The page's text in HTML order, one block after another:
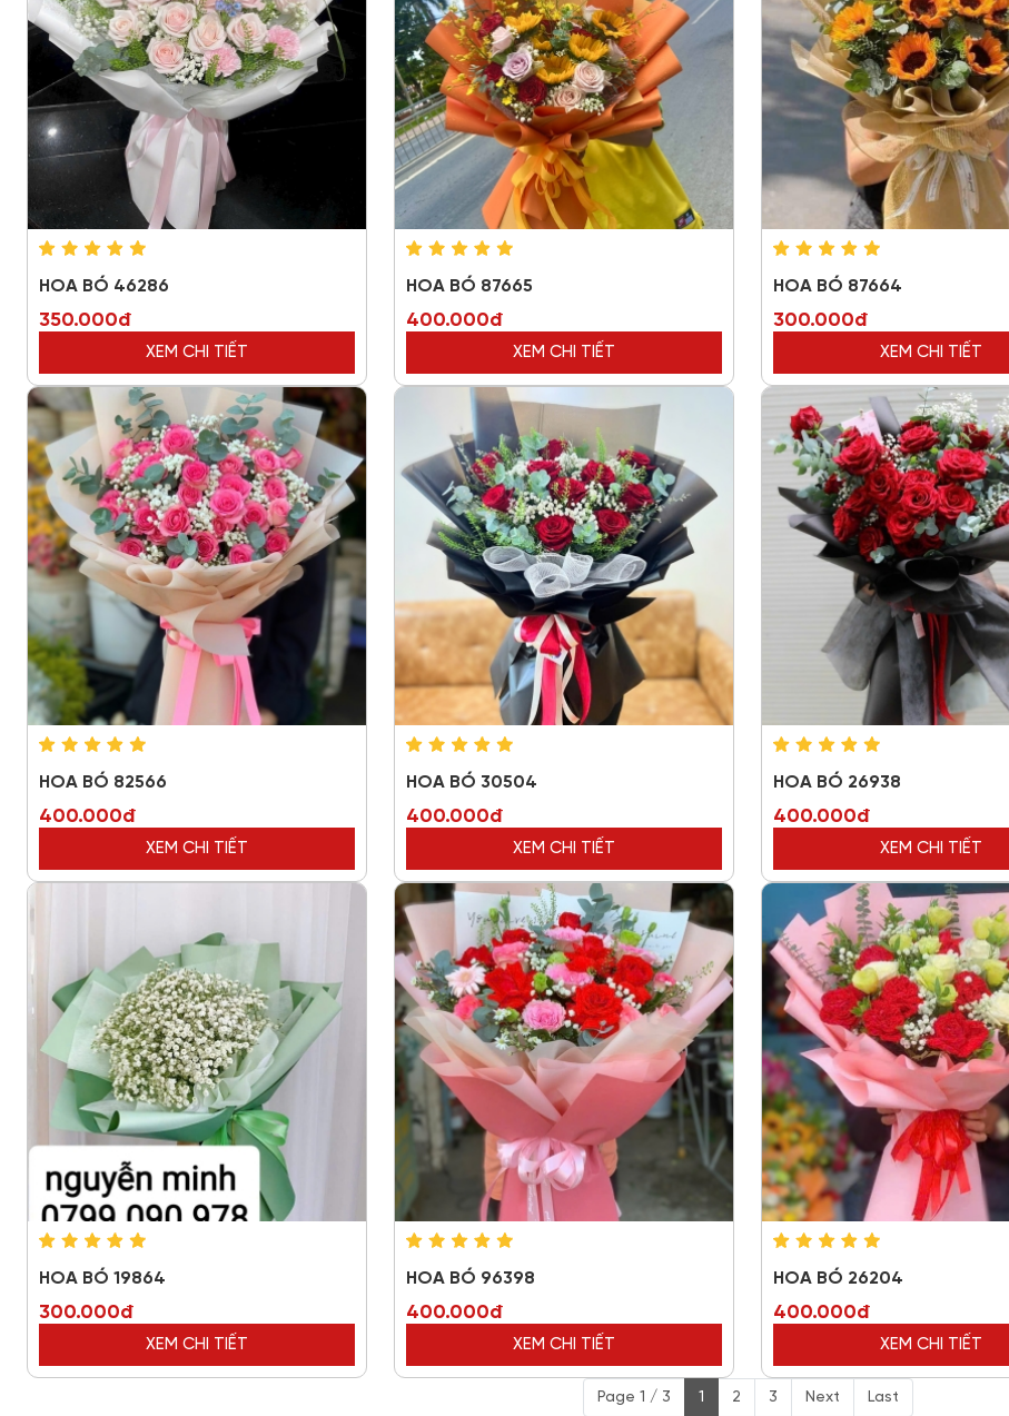
HOA BÓ 46286
350.000đ
XEM CHI TIẾT
HOA BÓ 87665
400.000đ
XEM CHI TIẾT
HOA BÓ 87664
300.000đ
XEM CHI TIẾT
HOA BÓ 82566
400.000đ
XEM CHI TIẾT
HOA BÓ 30504
400.000đ
XEM CHI TIẾT
HOA BÓ 26938
400.000đ
XEM CHI TIẾT
HOA BÓ 19864
300.000đ
XEM CHI TIẾT
HOA BÓ 96398
400.000đ
XEM CHI TIẾT
HOA BÓ 26204
400.000đ
XEM CHI TIẾT
Page 1 / 3 1 2 3 Next Last